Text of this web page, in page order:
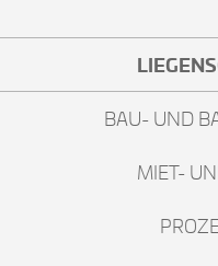
BAU- UND
MIET-